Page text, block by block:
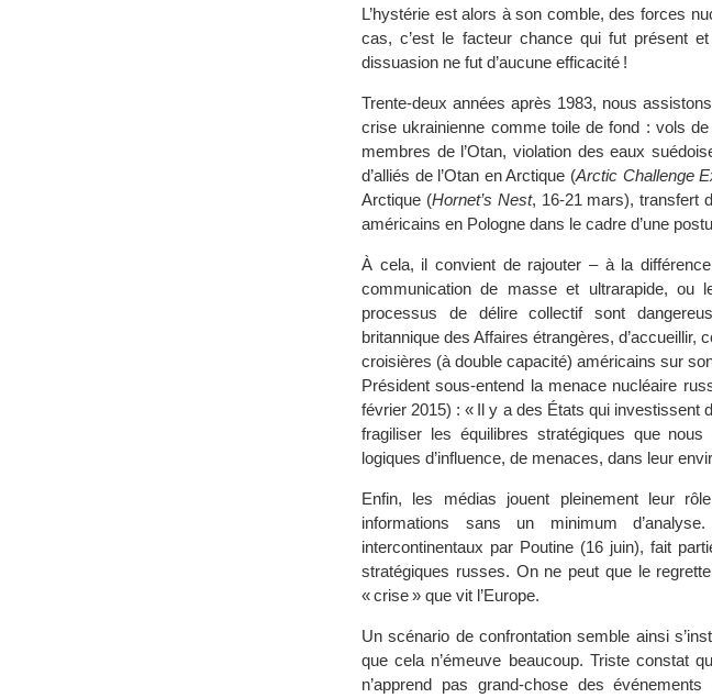
L’hystérie est alors à son comble, des forces
cas, c’est le facteur chance qui fut présent
dissuasion ne fut d’aucune efficacité !
Trente-deux années après 1983, nous
crise ukrainienne comme toile de fond : vols
membres de l’Otan, violation des eaux
d’alliés de l’Otan en Arctique (Arctic Challenge
Arctique (Hornet’s Nest, 16-21 mars), transfert
américains en Pologne dans le cadre d’une
À cela, il convient de rajouter – à la
communication de masse et ultrarapide, ou
processus de délire collectif sont
britannique des Affaires étrangères,
croisières (à double capacité) américains sur
Président sous-entend la menace nucléaire
février 2015) : « Il y a des États qui investissent
fragiliser les équilibres stratégiques que
logiques d’influence, de menaces, dans leur
Enfin, les médias jouent pleinement leur
informations sans un minimum
intercontinentaux par Poutine (16 juin), fait
stratégiques russes. On ne peut que le
« crise » que vit l’Europe.
Un scénario de confrontation semble ainsi
que cela n’émeuve beaucoup. Triste constat
n’apprend pas grand-chose des